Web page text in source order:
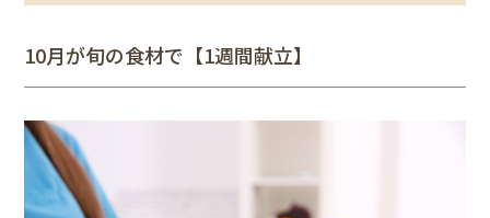
10月が旬の食材で【1週間献立】